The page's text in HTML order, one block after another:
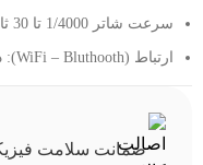
سرعت شاتر 1/4000 تا 30 ثانیه
ارتباط (WiFi – Bluthooth): دارد
ضمانت سلامت